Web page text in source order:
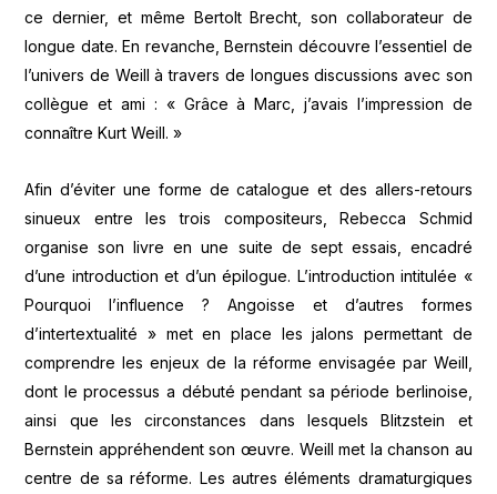
ce dernier, et même Bertolt Brecht, son collaborateur de
longue date. En revanche, Bernstein découvre l’essentiel de
l’univers de Weill à travers de longues discussions avec son
collègue et ami : « Grâce à Marc, j’avais l’impression de
connaître Kurt Weill. »
Afin d’éviter une forme de catalogue et des allers-retours
sinueux entre les trois compositeurs, Rebecca Schmid
organise son livre en une suite de sept essais, encadré
d’une introduction et d’un épilogue. L’introduction intitulée «
Pourquoi l’influence ? Angoisse et d’autres formes
d’intertextualité » met en place les jalons permettant de
comprendre les enjeux de la réforme envisagée par Weill,
dont le processus a débuté pendant sa période berlinoise,
ainsi que les circonstances dans lesquels Blitzstein et
Bernstein appréhendent son œuvre. Weill met la chanson au
centre de sa réforme. Les autres éléments dramaturgiques